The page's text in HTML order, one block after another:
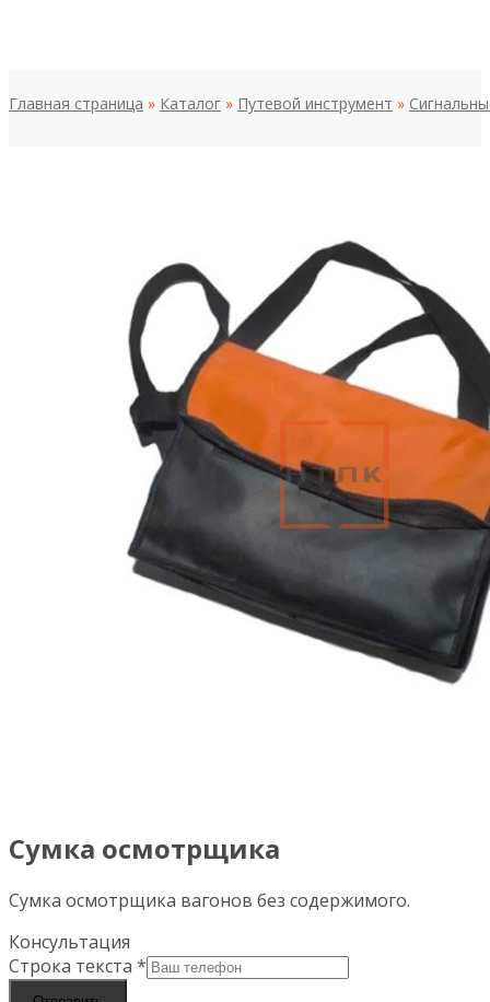
Главная страница » Каталог » Путевой инструмент »
Сумка осмотрщика
Сумка осмотрщика вагонов без содержимого.
Консультация
Строка текста *